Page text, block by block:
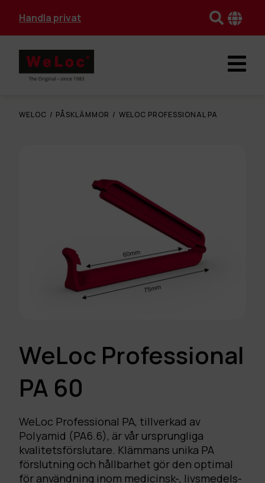
Handla privat
WELOC / PÅSKLÄMMOR / WELOC PROFESSIONAL PA
WeLoc Professional
PA 60
WeLoc Professional PA, tillverkad av
Polyamid (PA6.6), är vår ursprungliga
kvalitetsförslutare. Klämmans unika PA
förslutning och hållbarhet gör den optimal
för användning inom medicinsk-, livsmedels-